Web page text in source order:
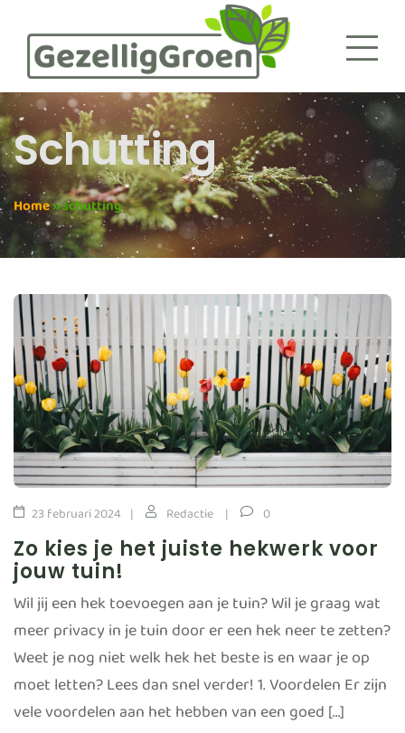
Schutting
Home»schutting
23 februari 2024 Redactie 0
Zo kies je het juiste hekwerk voor
jouw tuin!
Wil jij een hek toevoegen aan je tuin? Wil je graag wat
meer privacy in je tuin door er een hek neer te zetten?
Weet je nog niet welk hek het beste is en waar je op
moet letten? Lees dan snel verder! 1. Voordelen Er zijn
vele voordelen aan het hebben van een goed […]